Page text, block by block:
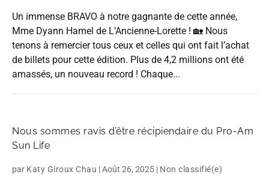
Un immense BRAVO à notre gagnante de cette année,
Mme Dyann Hamel de L’Ancienne-Lorette ! 🏡 Nous
tenons à remercier tous ceux et celles qui ont fait l’achat
de billets pour cette édition. Plus de 4,2 millions ont été
amassés, un nouveau record ! Chaque...
Nous sommes ravis d’être récipiendaire du Pro-Am
Sun Life
par Katy Giroux Chau |Août 26, 2025 | Non classifié(e)